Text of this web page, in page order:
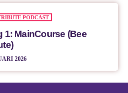
PODCAST
1: MainCourse (Bee
2026